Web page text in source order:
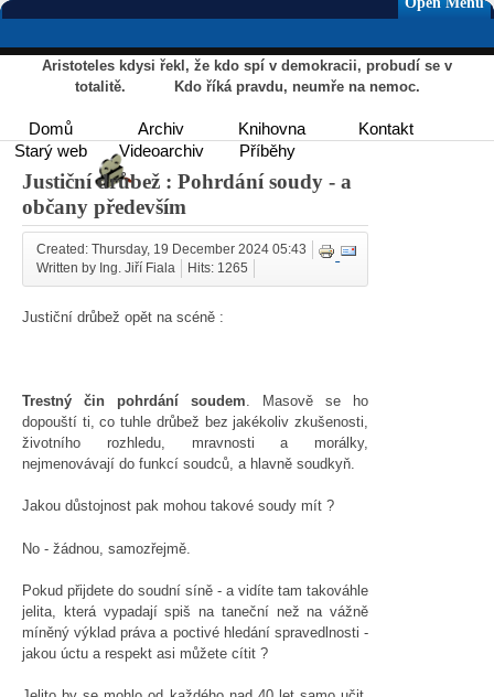
Aristoteles kdysi řekl, že kdo spí v demokracii, probudí se v
totalitě. Kdo říká pravdu, neumře na nemoc.
Domů Archiv Knihovna
Kontakt
Starý web
Videoarchiv Příběhy
Justiční drůbež : Pohrdání soudy - a
občany především
Created: Thursday, 19 December 2024 05:43
Written by Ing. Jiří Fiala
Hits: 1265
Justiční drůbež opět na scéně :
Trestný čin pohrdání soudem. Masově se ho
dopouští ti, co tuhle drůbež bez jakékoliv zkušenosti,
životního rozhledu, mravnosti a morálky,
nejmenovávají do funkcí soudců, a hlavně soudkyň.
Jakou důstojnost pak mohou takové soudy mít ?
No - žádnou, samozřejmě.
Pokud přijdete do soudní síně - a vidíte tam takováhle
jelita, která vypadají spiš na taneční než na vážně
míněný výklad práva a poctivé hledání spravedlnosti -
jakou úctu a respekt asi můžete cítit ?